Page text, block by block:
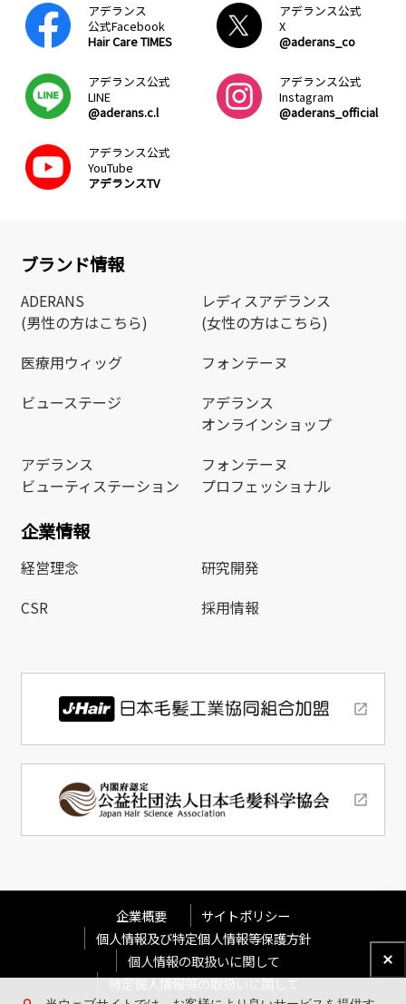
アデランス
公式Facebook
Hair Care TIMES
アデランス公式
X
@aderans_co
アデランス公式
LINE
@aderans.c.l
アデランス公式
Instagram
@aderans_official
アデランス公式
YouTube
アデランスTV
ブランド情報
ADERANS
(男性の方はこちら)
レディスアデランス
(女性の方はこちら)
医療用ウィッグ
フォンテーヌ
ビューステージ
アデランス
オンラインショップ
アデランス
ビューティステーション
フォンテーヌ
プロフェッショナル
企業情報
経営理念
研究開発
CSR
採用情報
企業概要
サイトポリシー
個人情報及び特定個人情報等保護方針
個人情報の取扱いに関して
特定個人情報等の取扱いに関して